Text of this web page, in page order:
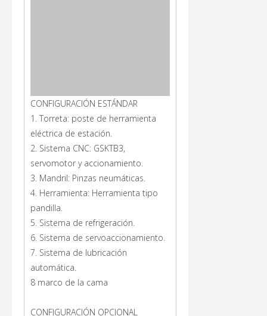
CONFIGURACIÓN ESTÁNDAR
1. Torreta: poste de herramienta
eléctrica de estación.
2. Sistema CNC: GSKTB3,
servomotor y accionamiento.
3. Mandril: Pinzas neumáticas.
4. Herramienta: Herramienta tipo
pandilla.
5. Sistema de refrigeración.
6. Sistema de servoaccionamiento.
7. Sistema de lubricación
automática.
8 marco de la cama
CONFIGURACIÓN OPCIONAL